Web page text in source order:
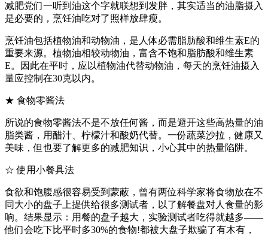
减肥党们一听到油这个字就联想到发胖，其实适当的油脂摄入
是必要的，烹饪油吃对了照样放肆瘦。
烹饪油包括植物油和动物油，是人体必需脂肪酸和维生素E的
重要来源。植物油相较动物油，富含不饱和脂肪酸和维生素
E。因此在平时，应以植物油代替动物油，每天的烹饪油摄入
量应控制在30克以内。
★ 食物零酱法
所说的食物零酱法不是不放任何酱，而是避开这些高热量的油
脂类酱，用醋汁、柠檬汁和酸奶代替。一份蔬菜沙拉，健康又
美味，但也要了解更多的减肥知识，小心其中的热量陷阱。
☆ 使用小餐具法
食欲和饱腹感很容易受到蒙蔽，曾有两位科学家将食物放在不
同大小的盘子上提供给很多测试者，以了解餐盘对人食量的影
响。结果显示：用餐的盘子越大，实验测试者吃得就越多——
他们会吃下比平时多30%的食物!都被大盘子欺骗了有木有，